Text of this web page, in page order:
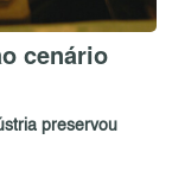
cenário
preservou